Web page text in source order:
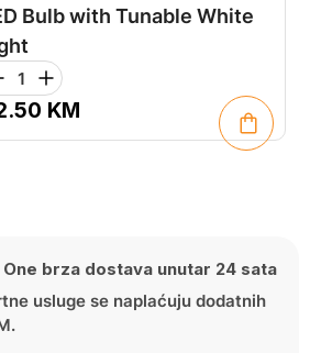
Bulb with Tunable White
KM
brza dostava unutar 24 sata
usluge se naplaćuju dodatnih